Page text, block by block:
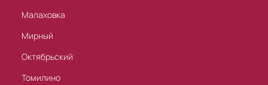
Малаховка
Мирный
Октябрьский
Томилино